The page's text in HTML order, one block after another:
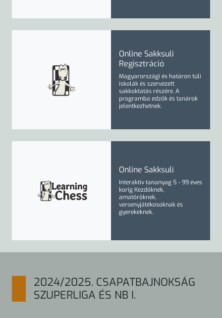
Online Sakksuli
Regisztráció
Magyarországi és határon túli
iskolák és szervezett
sakkoktatás részére. A
programba edzőkéstanárok
jelentkezhetnek.
Online Sakksuli
Interaktív tananyag 5 - 99 éves
korig Kezdőknek,
amatőröknek,
versenyjátékosoknak és
gyerekeknek.
2024/2025. CSAPATBAJNOKSÁG
SZUPERLIGA ÉS NB I.